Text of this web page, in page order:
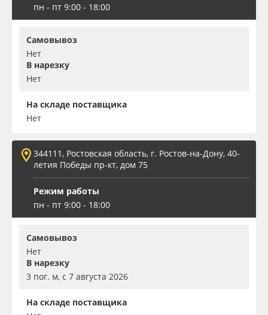
пн - пт 9:00 - 18:00
Самовывоз
Нет
В нарезку
Нет
На складе поставщика
Нет
344111, Ростовская область, г. Ростов-на-Дону, 40-
летия Победы пр-кт, дом 75
Режим работы
пн - пт 9:00 - 18:00
Самовывоз
Нет
В нарезку
3 пог. м, с 7 августа 2026
На складе поставщика